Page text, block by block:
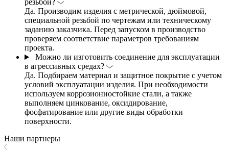
резьбой?
Да. Производим изделия с метрической, дюймовой,
специальной резьбой по чертежам или техническому
заданию заказчика. Перед запуском в производство
проверяем соответствие параметров требованиям
проекта.
Можно ли изготовить соединение для эксплуатации
в агрессивных средах?
Да. Подбираем материал и защитное покрытие с учетом
условий эксплуатации изделия. При необходимости
используем коррозионностойкие стали, а также
выполняем цинкование, оксидирование,
фосфатирование или другие виды обработки
поверхности.
Наши партнеры